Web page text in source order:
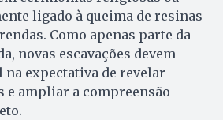
ligado à queima de resinas
Como apenas parte da
novas escavações devem
expectativa de revelar
e ampliar a compreensão